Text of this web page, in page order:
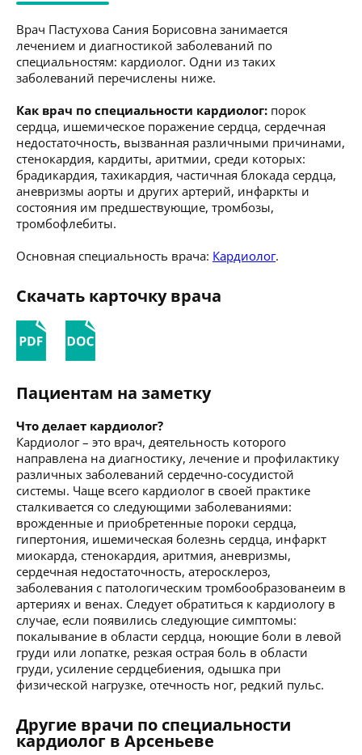
Врач Пастухова Сания Борисовна занимается
лечением и диагностикой заболеваний по
специальностям: кардиолог. Одни из таких
заболеваний перечислены ниже.
Как врач по специальности кардиолог: порок
сердца, ишемическое поражение сердца, сердечная
недостаточность, вызванная различными причинами,
стенокардия, кардиты, аритмии, среди которых:
брадикардия, тахикардия, частичная блокада сердца,
аневризмы аорты и других артерий, инфаркты и
состояния им предшествующие, тромбозы,
тромбофлебиты.
Основная специальность врача: Кардиолог.
Скачать карточку врача
Пациентам на заметку
Что делает кардиолог?
Кардиолог – это врач, деятельность которого
направлена на диагностику, лечение и профилактику
различных заболеваний сердечно-сосудистой
системы. Чаще всего кардиолог в своей практике
сталкивается со следующими заболеваниями:
врожденные и приобретенные пороки сердца,
гипертония, ишемическая болезнь сердца, инфаркт
миокарда, стенокардия, аритмия, аневризмы,
сердечная недостаточность, атеросклероз,
заболевания с патологическим тромбообразованеим в
артериях и венах. Следует обратиться к кардиологу в
случае, если появились следующие симптомы:
покалывание в области сердца, ноющие боли в левой
груди или лопатке, резкая острая боль в области
груди, усиление сердцебиения, одышка при
физической нагрузке, отечность ног, редкий пульс.
Другие врачи по специальности
кардиолог в Арсеньеве